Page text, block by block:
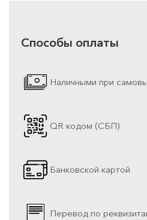
Способы оплаты
Наличными при
QR кодом (СБП)
Банковской картой
Перевод по